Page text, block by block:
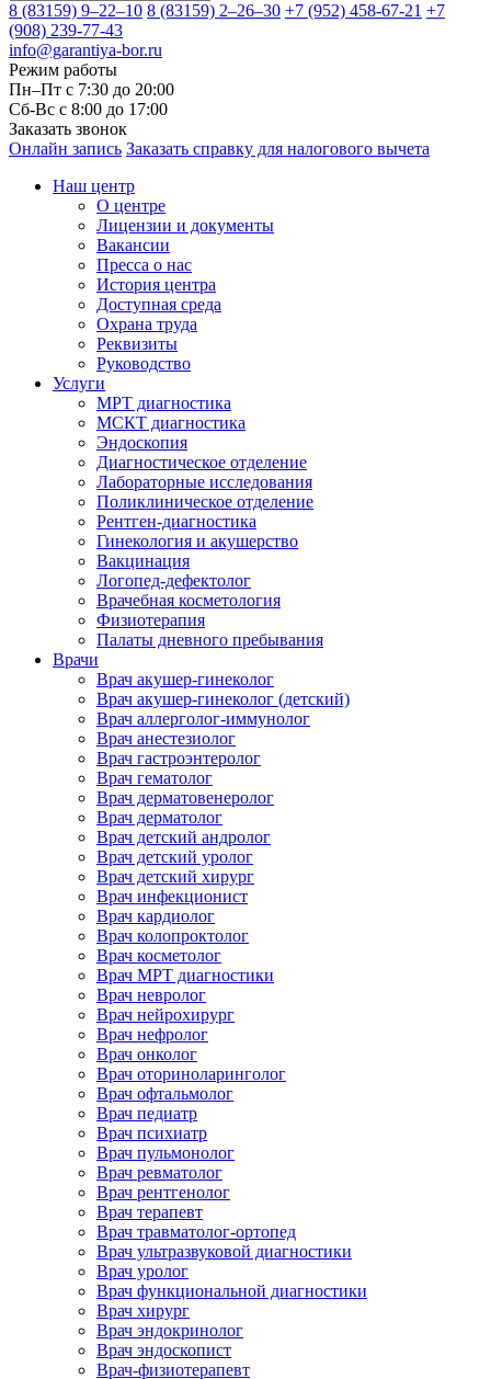
8 (83159) 9–22–10 8 (83159) 2–26–30 +7 (952) 458-67-21 +7
(908) 239-77-43
info@garantiya-bor.ru
Режим работы
Пн–Пт с 7:30 до 20:00
Cб-Вс с 8:00 до 17:00
Заказать звонок
Онлайн запись Заказать справку для налогового вычета
Наш центр
О центре
Лицензии и документы
Вакансии
Пресса о нас
История центра
Доступная среда
Охрана труда
Реквизиты
Руководство
Услуги
МРТ диагностика
МСКТ диагностика
Эндоскопия
Диагностическое отделение
Лабораторные исследования
Поликлиническое отделение
Рентген-диагностика
Гинекология и акушерство
Вакцинация
Логопед-дефектолог
Врачебная косметология
Физиотерапия
Палаты дневного пребывания
Врачи
Врач акушер-гинеколог
Врач акушер-гинеколог (детский)
Врач аллерголог-иммунолог
Врач анестезиолог
Врач гастроэнтеролог
Врач гематолог
Врач дерматовенеролог
Врач дерматолог
Врач детский андролог
Врач детский уролог
Врач детский хирург
Врач инфекционист
Врач кардиолог
Врач колопроктолог
Врач косметолог
Врач МРТ диагностики
Врач невролог
Врач нейрохирург
Врач нефролог
Врач онколог
Врач оториноларинголог
Врач офтальмолог
Врач педиатр
Врач психиатр
Врач пульмонолог
Врач ревматолог
Врач рентгенолог
Врач терапевт
Врач травматолог-ортопед
Врач ультразвуковой диагностики
Врач уролог
Врач функциональной диагностики
Врач хирург
Врач эндокринолог
Врач эндоскопист
Врач-физиотерапевт